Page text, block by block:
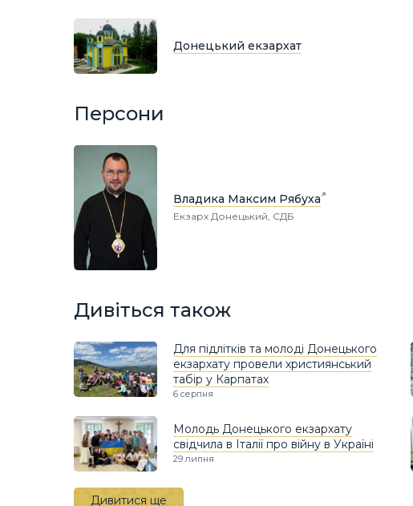
Донецький екзархат
Персони
Владика Максим Рябуха
Екзарх Донецький, СДБ
Дивіться також
Для підлітків та молоді Донецького
екзархату провели християнський
табір у Карпатах
6 серпня
Молодь Донецького екзархату
свідчила в Італії про війну в Україні
29 липня
Дивитися ще